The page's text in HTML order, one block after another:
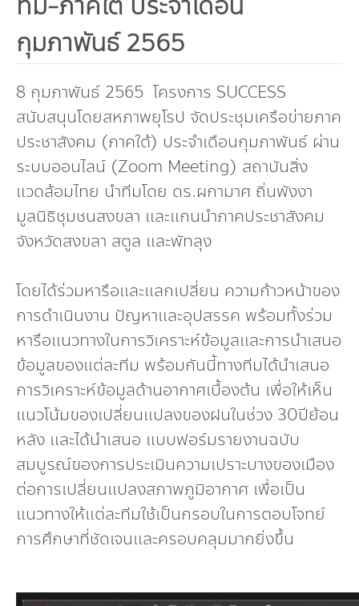
กุมภาพันธ์ 2565
8 กุมภาพันธ์ 2565 โครงการ SUCCESS
สนับสนุนโดยสหภาพยุโรป จัดประชุมเครือข่ายภาค
ประชาสังคม (ภาคใต้) ประจำเดือนกุมภาพันธ์ ผ่าน
ระบบออนไลน์ (Zoom Meeting) สถาบันสิ่ง
แวดล้อมไทย นำทีมโดย ดร.ผกามาศ ถิ่นพังงา
มูลนิธิชุมชนสงขลา และแกนนำภาคประชาสังคม
จังหวัดสงขลา สตูล และพัทลุง
โดยได้ร่วมหารือและแลกเปลี่ยน ความก้าวหน้าของ
การดำเนินงาน ปัญหาและอุปสรรค พร้อมทั้งร่วม
หารือแนวทางในการวิเคราะห์ข้อมูลและการนำเสนอ
ข้อมูลของแต่ละทีม พร้อมกันนี้ทางทีมได้นำเสนอ
การวิเคราะห์ข้อมูลด้านอากาศเบื้องต้น เพื่อให้เห็น
แนวโน้มของเปลี่ยนแปลงของฝนในช่วง 30ปีย้อน
หลัง และได้นำเสนอ แบบฟอร์มรายงานฉบับ
สมบูรณ์ของการประเมินความเปราะบางของเมือง
ต่อการเปลี่ยนแปลงสภาพภูมิอากาศ เพื่อเป็น
แนวทางให้แต่ละทีมใช้เป็นกรอบในการตอบโจทย์
การศึกษาที่ชัดเจนและครอบคลุมมากยิ่งขึ้น